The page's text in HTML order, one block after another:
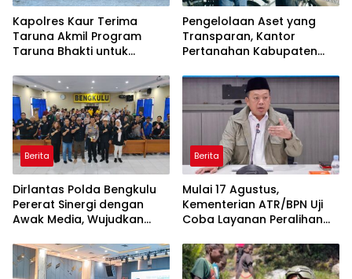
Kapolres Kaur Terima
Taruna Akmil Program
Taruna Bhakti untuk
Rakyat Kabupaten Kaur
Pengelolaan Aset yang
Transparan, Kantor
Pertanahan Kabupaten
kepada Pemenang Lelang
Berita
Dirlantas Polda Bengkulu
Pererat Sinergi dengan
Awak Media, Wujudkan
dan Berkualitas
Berita
Mulai 17 Agustus,
Kementerian ATR/BPN Uji
Coba Layanan Peralihan